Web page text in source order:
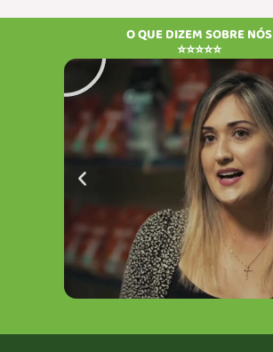
O QUE DIZEM SOBRE NÓS
⭐⭐⭐⭐⭐
Reproduzir